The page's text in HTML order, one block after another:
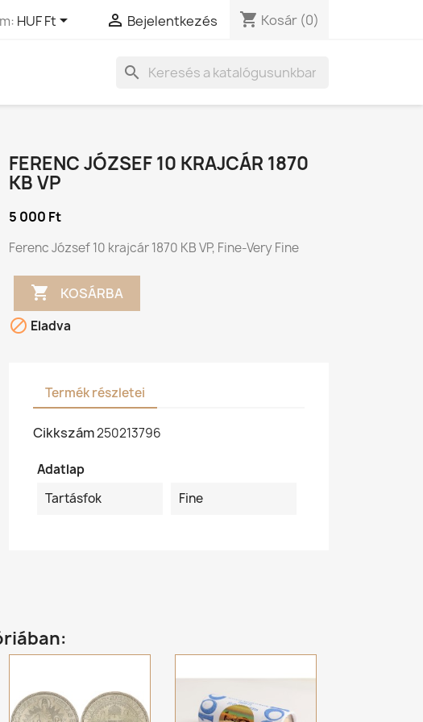
HUF Ft  Bejelentkezés shopping_cart Kosár (0)
search
FERENC JÓZSEF 10 KRAJCÁR 1870
KB VP
5 000 Ft
Ferenc József 10 krajcár 1870 KB VP, Fine-Very Fine
 KOSÁRBA
 Eladva
Termék részletei
Cikkszám250213796
Adatlap
Tartásfok
Fine